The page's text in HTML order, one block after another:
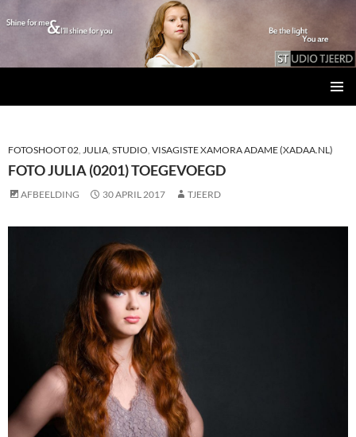
INHOUD
FOTOSHOOT 02, JULIA, STUDIO, VISAGISTE XAMORA ADAME (XADAA.NL)
FOTO JULIA (0201) TOEGEVOEGD
AFBEELDING 30 APRIL 2017 TJEERD